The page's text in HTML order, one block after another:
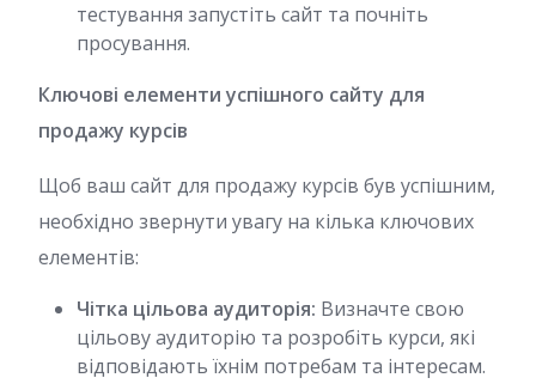
тестування запустіть сайт та почніть
просування.
Ключові елементи успішного сайту для
продажу курсів
Щоб ваш сайт для продажу курсів був успішним,
необхідно звернути увагу на кілька ключових
елементів:
Чітка цільова аудиторія: Визначте свою
цільову аудиторію та розробіть курси, які
відповідають їхнім потребам та інтересам.